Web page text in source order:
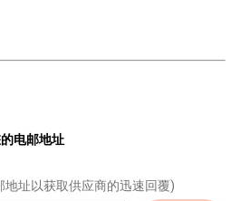
电邮地址
地址以获取供应商的迅速回覆)